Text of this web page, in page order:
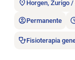
Horgen, Zurigo
Permanente
Fisioterapia